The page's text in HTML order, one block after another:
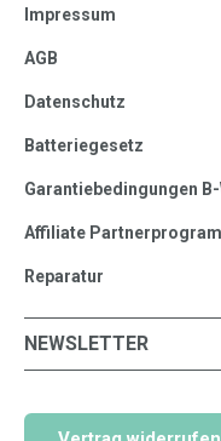
Impressum
AGB
Datenschutz
Batteriegesetz
Garantiebedingungen
Affiliate
Reparatur
NEWSLETTER